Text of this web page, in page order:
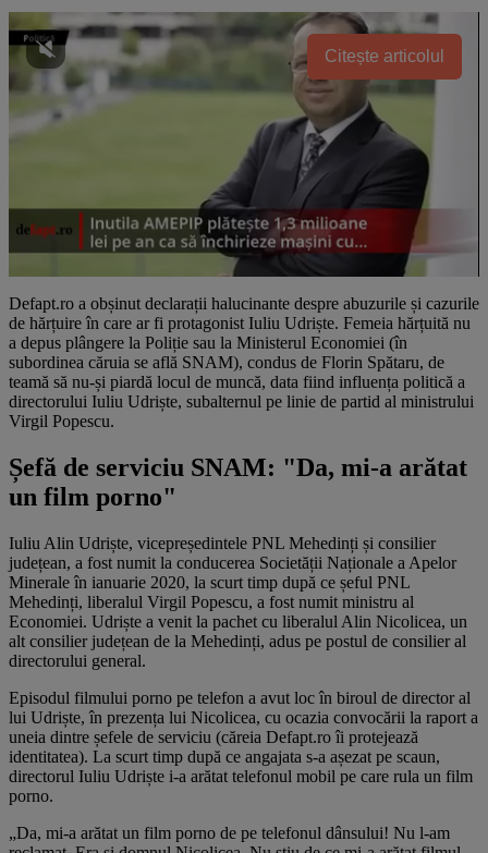
Citește articolul
Defapt.ro a obșinut declarații halucinante despre abuzurile și cazurile
de hărțuire în care ar fi protagonist Iuliu Udriște. Femeia hărțuită nu
a depus plângere la Poliție sau la Ministerul Economiei (în
subordinea căruia se află SNAM), condus de Florin Spătaru, de
teamă să nu-și piardă locul de muncă, data fiind influența politică a
directorului Iuliu Udriște, subalternul pe linie de partid al ministrului
Virgil Popescu.
Șefă de serviciu SNAM: "Da, mi-a arătat
un film porno"
Iuliu Alin Udriște, vicepreședintele PNL Mehedinți și consilier
județean, a fost numit la conducerea Societății Naționale a Apelor
Minerale în ianuarie 2020, la scurt timp după ce șeful PNL
Mehedinți, liberalul Virgil Popescu, a fost numit ministru al
Economiei. Udriște a venit la pachet cu liberalul Alin Nicolicea, un
alt consilier județean de la Mehedinți, adus pe postul de consilier al
directorului general.
Episodul filmului porno pe telefon a avut loc în biroul de director al
lui Udriște, în prezența lui Nicolicea, cu ocazia convocării la raport a
uneia dintre șefele de serviciu (căreia Defapt.ro îi protejează
identitatea). La scurt timp după ce angajata s-a așezat pe scaun,
directorul Iuliu Udriște i-a arătat telefonul mobil pe care rula un film
porno.
„Da, mi-a arătat un film porno de pe telefonul dânsului! Nu l-am